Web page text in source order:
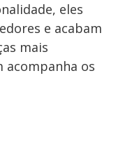
eles
e acabam
mais
acompanha os